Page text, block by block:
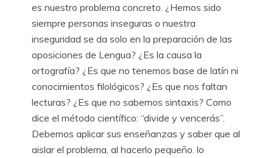
es nuestro problema concreto. ¿Hemos sido
siempre personas inseguras o nuestra
inseguridad se da solo en la preparación de las
oposiciones de Lengua? ¿Es la causa la
ortografía? ¿Es que no tenemos base de latín ni
conocimientos filológicos? ¿Es que nos faltan
lecturas? ¿Es que no sabemos sintaxis? Como
dice el método científico: “divide y vencerás”.
Debemos aplicar sus enseñanzas y saber que al
aislar el problema, al hacerlo pequeño. lo